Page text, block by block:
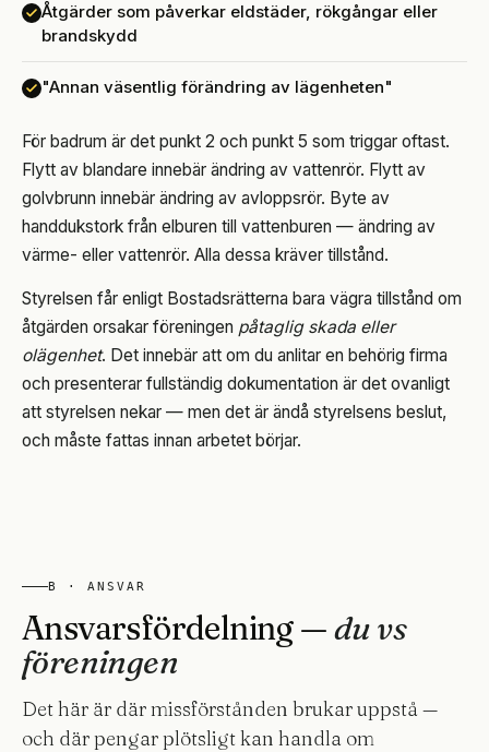
Åtgärder som påverkar eldstäder, rökgångar eller
brandskydd
"Annan väsentlig förändring av lägenheten"
För badrum är det punkt 2 och punkt 5 som triggar oftast.
Flytt av blandare innebär ändring av vattenrör. Flytt av
golvbrunn innebär ändring av avloppsrör. Byte av
handdukstork från elburen till vattenburen — ändring av
värme- eller vattenrör. Alla dessa kräver tillstånd.
Styrelsen får enligt Bostadsrätterna bara vägra tillstånd om
åtgärden orsakar föreningen påtaglig skada eller
olägenhet. Det innebär att om du anlitar en behörig firma
och presenterar fullständig dokumentation är det ovanligt
att styrelsen nekar — men det är ändå styrelsens beslut,
och måste fattas innan arbetet börjar.
B · ANSVAR
Ansvarsfördelning —du vs
föreningen
Det här är där missförstånden brukar uppstå —
och där pengar plötsligt kan handla om